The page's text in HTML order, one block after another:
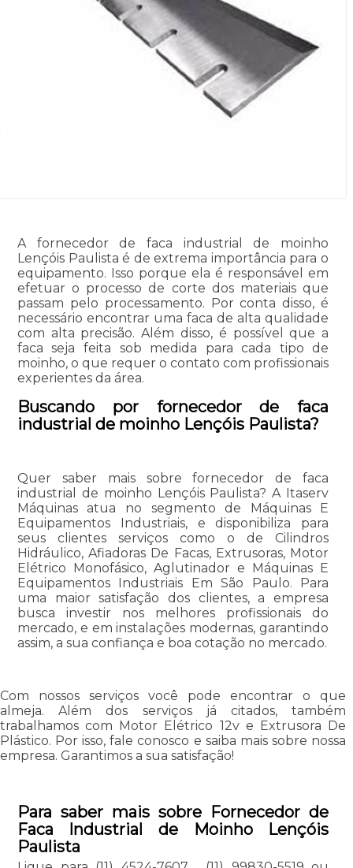
A fornecedor de faca industrial de moinho
Lençóis Paulista é de extrema importância para o
equipamento. Isso porque ela é responsável em
efetuar o processo de corte dos materiais que
passam pelo processamento. Por conta disso, é
necessário encontrar uma faca de alta qualidade
com alta precisão. Além disso, é possível que a
faca seja feita sob medida para cada tipo de
moinho, o que requer o contato com profissionais
experientes da área.
Buscando por fornecedor de faca
industrial de moinho Lençóis Paulista?
Quer saber mais sobre fornecedor de faca
industrial de moinho Lençóis Paulista? A Itaserv
Máquinas atua no segmento de Máquinas E
Equipamentos Industriais, e disponibiliza para
seus clientes serviços como o de Cilindros
Hidráulico, Afiadoras De Facas, Extrusoras, Motor
Elétrico Monofásico, Aglutinador e Máquinas E
Equipamentos Industriais Em São Paulo. Para
uma maior satisfação dos clientes, a empresa
busca investir nos melhores profissionais do
mercado, e em instalações modernas, garantindo
assim, a sua confiança e boa cotação no mercado.
Com nossos serviços você pode encontrar o que
almeja. Além dos serviços já citados, também
trabalhamos com Motor Elétrico 12v e Extrusora De
Plástico. Por isso, fale conosco e saiba mais sobre nossa
empresa. Garantimos a sua satisfação!
Para saber mais sobre Fornecedor de
Faca Industrial de Moinho Lençóis
Paulista